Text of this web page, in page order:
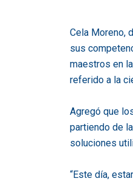
Cela Moreno,
sus
maestros en
referido a la
Agregó que
partiendo de
soluciones
“Este día,